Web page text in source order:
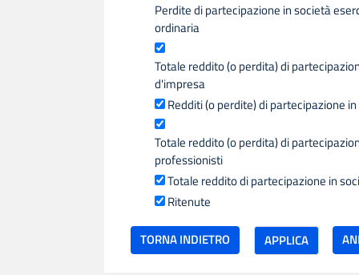
Perdite di partecipazione in società
ordinaria
Totale reddito (o perdita) di
d'impresa
Redditi (o perdite) di partecipazione
Totale reddito (o perdita) di
professionisti
Totale reddito di partecipazione in
Ritenute
TORNA INDIETRO